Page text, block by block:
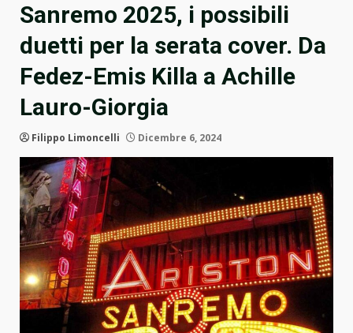
Sanremo 2025, i possibili
duetti per la serata cover. Da
Fedez-Emis Killa a Achille
Lauro-Giorgia
Filippo Limoncelli Dicembre 6, 2024